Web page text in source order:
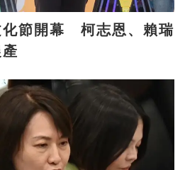
化節開幕 柯志恩、賴瑞